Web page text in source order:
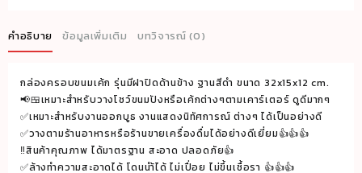
ขนม
เค้ก
มี
ฝา
ปิด
ด้าน
คำอธิบาย ข้อมูลเพิ่มเติม บทวิจารณ์ (0)
กล่องครอบขนมเค้ก รุ่นมีฝาปิดด้านข้าง ฐานสีดำ ขนาด 32x15x12 cm.
📢🍱เหมาะสำหรับวางโชว์ขนมปังหรือเค้กต่างๆตามเคาร์เตอร์ ดูดีมากๆ
✅เหมาะสำหรับงานออกบูธ งานแสดงนิทัศการณ์ ต่างๆ ได้เป็นอย่างดี
✅วางตามร้านอาหารหรือร้านขายเครื่องดื่มได้อย่างดีเยี่ยม👍👍👍
‼️สินค้าคุณภาพ ได้มาตรฐาน สะอาด ปลอดภัย👍
✅ล้างทำความสะอาดได้ โดนนำ้ได้ ไม่เปื่อย ไม่ขึ้นเชื้อรา 👍👍👍